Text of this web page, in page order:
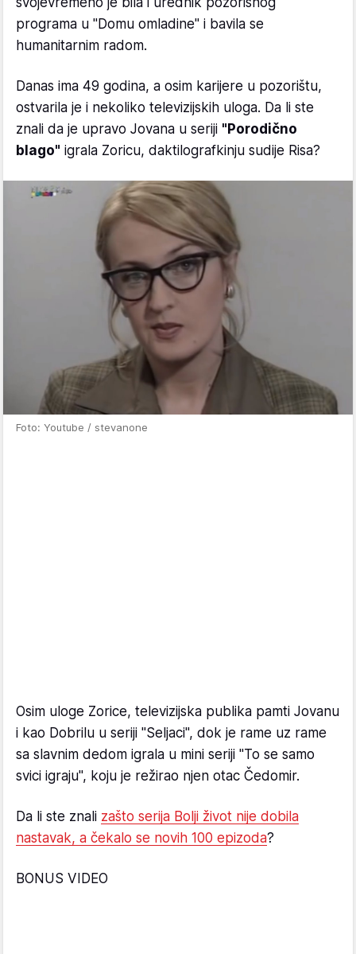
programa u "Domu omladine" i bavila se
humanitarnim radom.
Danas ima 49 godina, a osim karijere u pozorištu,
ostvarila je i nekoliko televizijskih uloga. Da li ste
znali da je upravo Jovana u seriji "Porodično
blago" igrala Zoricu, daktilografkinju sudije Risa?
Foto: Youtube / stevanone
Osim uloge Zorice, televizijska publika pamti Jovanu
i kao Dobrilu u seriji "Seljaci", dok je rame uz rame
sa slavnim dedom igrala u mini seriji "To se samo
svici igraju", koju je režirao njen otac Čedomir.
Da li ste znali zašto serija Bolji život nije dobila
nastavak, a čekalo se novih 100 epizoda?
BONUS VIDEO